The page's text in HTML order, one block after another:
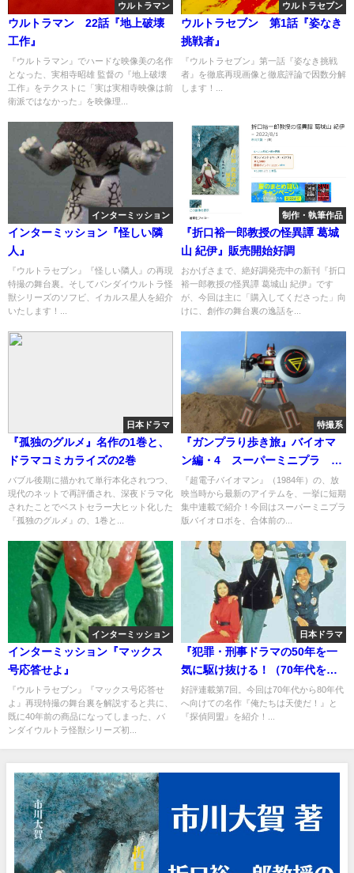
ウルトラマン
ウルトラマン 22話『地上破壊
工作』
『ウルトラマン』でハードな映像美の名作
となった、実相寺昭雄 監督の『地上破壊
工作』をテクストに「実は実相寺映像は前
衛派ではなかった」を映像理...
ウルトラセブン
ウルトラセブン 第1話『姿なき
挑戦者』
『ウルトラセブン』第一話『姿なき挑戦
者』を徹底再現画像と徹底評論で因数分解
します！...
インターミッション
インターミッション『怪しい隣
人』
『ウルトラセブン』『怪しい隣人』の再現
特撮の舞台裏。そしてバンダイウルトラ怪
獣シリーズのソフビ、イカルス星人を紹介
いたします！...
制作・執筆作品
『折口裕一郎教授の怪異譚 葛城
山 紀伊』販売開始好調
おかげさまで、絶好調発売中の新刊『折口
裕一郎教授の怪異譚 葛城山 紀伊』です
が、今回は主に「購入してくださった」向
けに、創作の舞台裏の逸話を...
日本ドラマ
『孤独のグルメ』名作の1巻と、
ドラマコミカライズの2巻
バブル後期に描かれて単行本化されつつ、
現代のネットで再評価され、深夜ドラマ化
されたことでベストセラー大ヒット化した
『孤独のグルメ』の、1巻と...
特撮系
『ガンプラり歩き旅』バイオマ
ン編・4 スーパーミニプラ バ
イオロボ 1
『超電子バイオマン』（1984年）の、放
映当時から最新のアイテムを、一挙に短期
集中連載で紹介！今回はスーパーミニプラ
版バイオロボを、合体前の...
インターミッション
インターミッション『マックス
号応答せよ』
『ウルトラセブン』『マックス号応答せ
よ』再現特撮の舞台裏を解説すると共に、
既に40年前の商品になってしまった、バ
ンダイウルトラ怪獣シリーズ初...
日本ドラマ
『犯罪・刑事ドラマの50年を一
気に駆け抜ける！（70年代をナ
メるなよ）』Part7
好評連載第7回。今回は70年代から80年代
へ向けての名作『俺たちは天使だ！』と
『探偵同盟』を紹介！...